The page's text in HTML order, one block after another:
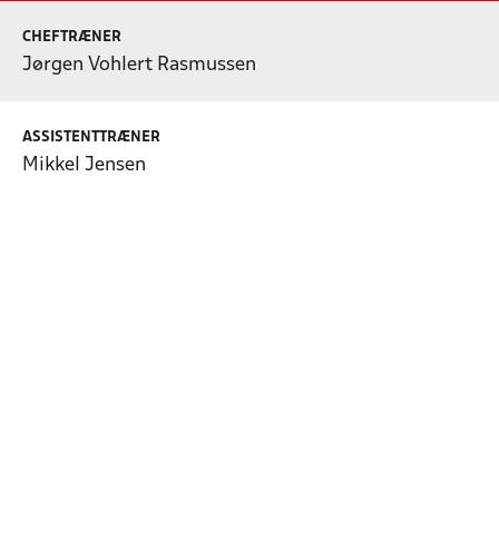
CHEFTRÆNER
Jørgen Vohlert Rasmussen
ASSISTENTTRÆNER
Mikkel Jensen